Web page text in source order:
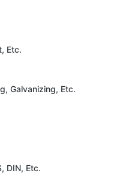
Etc.
Galvanizing, Etc.
DIN, Etc.